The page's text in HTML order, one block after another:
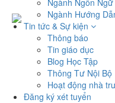
Ngành Hướng
Tin tức & Sự kiện
Thông báo
Tin giáo dục
Blog Học Tập
Thông Tư Nội Bộ
Hoạt động nhà
Đăng ký xét tuyển